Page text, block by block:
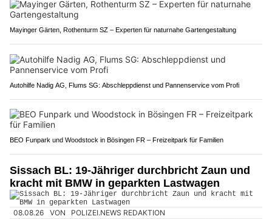
Mayinger Gärten, Rothenturm SZ – Experten für naturnahe Gartengestaltung
Autohilfe Nadig AG, Flums SG: Abschleppdienst und Pannenservice vom Profi
BEO Funpark und Woodstock in Bösingen FR – Freizeitpark für Familien
Sissach BL: 19-Jähriger durchbricht Zaun und
kracht mit BMW in geparkten Lastwagen
08.08.26 VON POLIZEI.NEWS REDAKTION